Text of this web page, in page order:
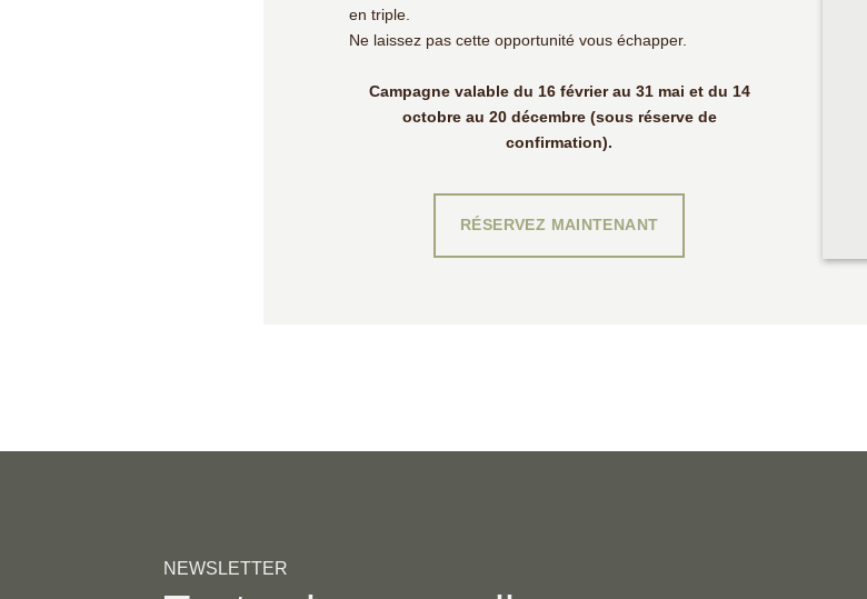
en triple.
Ne laissez pas cette opportunité vous échapper.
Campagne valable du 16 février au 31 mai et du 14
octobre au 20 décembre (sous réserve de
confirmation).
RÉSERVEZ MAINTENANT
NEWSLETTER